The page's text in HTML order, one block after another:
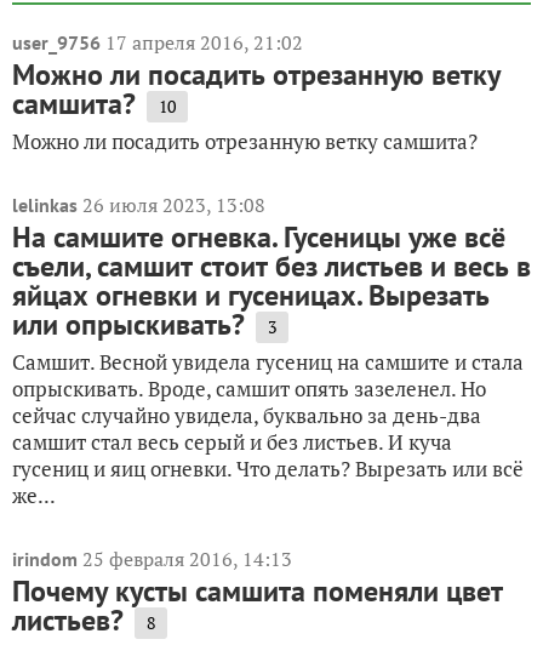
user_9756 17 апреля 2016, 21:02
Можно ли посадить отрезанную ветку
самшита? 10
Можно ли посадить отрезанную ветку самшита?
lelinkas 26 июля 2023, 13:08
На самшите огневка. Гусеницы уже всё
съели, самшит стоит без листьев и весь в
яйцах огневки и гусеницах. Вырезать
или опрыскивать? 3
Самшит. Весной увидела гусениц на самшите и стала
опрыскивать. Вроде, самшит опять зазеленел. Но
сейчас случайно увидела, буквально за день-два
самшит стал весь серый и без листьев. И куча
гусениц и яиц огневки. Что делать? Вырезать или всё
же...
irindom 25 февраля 2016, 14:13
Почему кусты самшита поменяли цвет
листьев? 8